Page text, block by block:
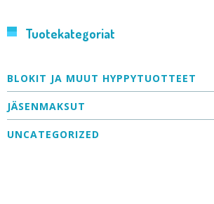
Tuotekategoriat
BLOKIT JA MUUT HYPPYTUOTTEET
JÄSENMAKSUT
UNCATEGORIZED